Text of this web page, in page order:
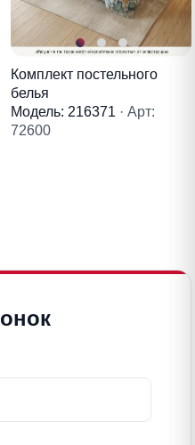
Комплект постельного
белья
Модель: 216371 · Арт:
72600